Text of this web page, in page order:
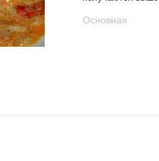
Основная